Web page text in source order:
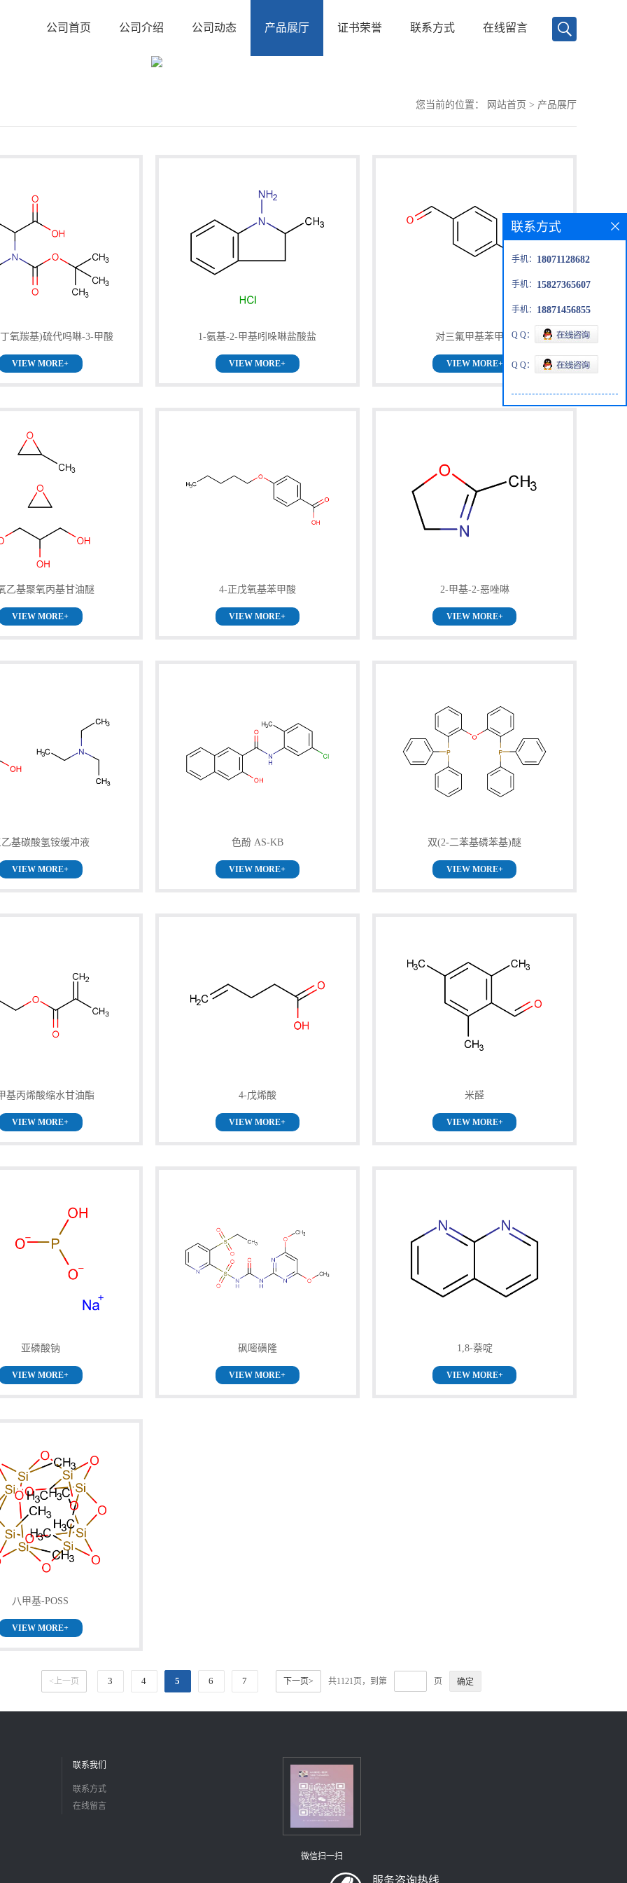
公司首页 公司介绍 公司动态 产品展厅 证书荣誉 联系方式 在线留言
您当前的位置： 网站首页 > 产品展厅
氧羰基)硫代吗啉-3-甲酸
VIEW MORE+
1-氨基-2-甲基吲哚啉盐酸盐
VIEW MORE+
对三氟甲基苯甲醛
VIEW MORE+
乙基聚氧丙基甘油醚
VIEW MORE+
4-正戊氧基苯甲酸
VIEW MORE+
2-甲基-2-恶唑啉
VIEW MORE+
乙基碳酸氢铵缓冲液
VIEW MORE+
色酚 AS-KB
VIEW MORE+
双(2-二苯基磷苯基)醚
VIEW MORE+
基丙烯酸缩水甘油酯
VIEW MORE+
4-戊烯酸
VIEW MORE+
米醛
VIEW MORE+
亚磷酸钠
VIEW MORE+
砜嘧磺隆
VIEW MORE+
1,8-萘啶
VIEW MORE+
八甲基-POSS
VIEW MORE+
<上一页 3 4 5 6 7 下一页> 共1121页，到第 页
联系方式
手机： 18071128682
手机： 15827365607
手机： 18871456855
Q Q：
Q Q：
联系我们
联系方式
在线留言
微信扫一扫
服务咨询热线